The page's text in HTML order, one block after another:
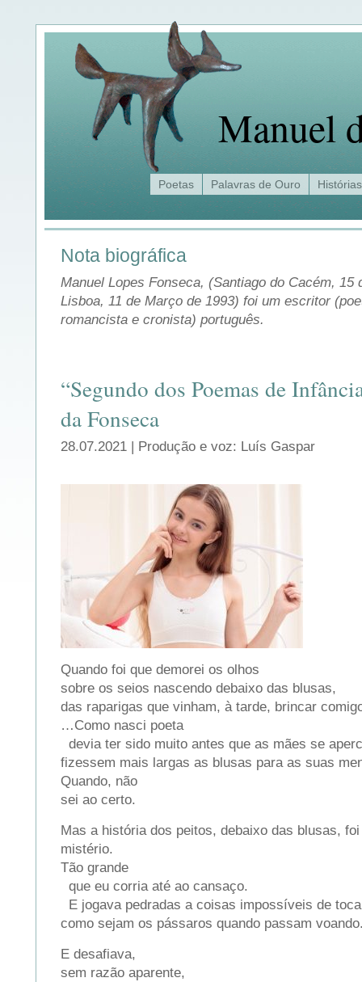
Manuel
Poetas Palavras de Ouro Histórias
Nota biográfica
Manuel Lopes Fonseca, (Santiago do Cacém,
Lisboa, 11 de Março de 1993) foi um escritor
romancista e cronista) português.
“Segundo dos Poemas de
da Fonseca
28.07.2021 | Produção e voz: Luís Gaspar
Quando foi que demorei os olhos
sobre os seios nascendo debaixo das blusas,
das raparigas que vinham, à tarde, brincar
…Como nasci poeta
devia ter sido muito antes que as mães se
fizessem mais largas as blusas para as suas
Quando, não
sei ao certo.
Mas a história dos peitos, debaixo das blusas,
mistério.
Tão grande
que eu corria até ao cansaço.
E jogava pedradas a coisas impossíveis de
como sejam os pássaros quando passam
E desafiava,
sem razão aparente,